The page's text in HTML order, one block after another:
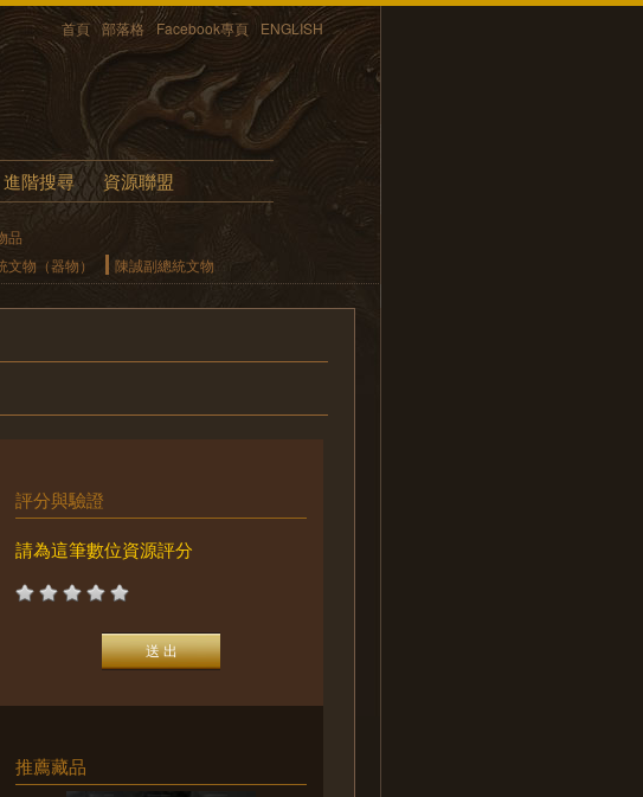
首頁 部落格 Facebook專頁 ENGLISH
進階搜尋 資源聯盟
品
物（器物） 陳誠副總統文物
評分與驗證
請為這筆數位資源評分
推薦藏品